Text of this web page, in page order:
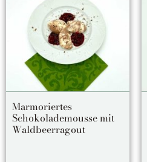
Marmoriertes
Schokolademousse mit
Waldbeerragout